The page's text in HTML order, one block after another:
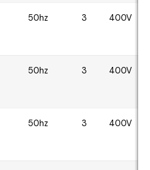
50hz 3 400V
50hz 3 400V
50hz 3 400V